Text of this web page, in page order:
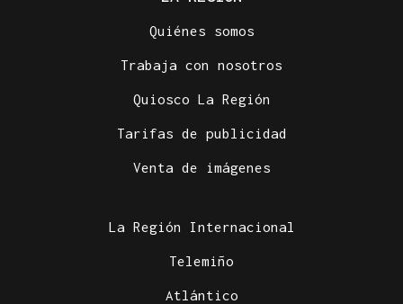
Quiénes somos
Trabaja con nosotros
Quiosco La Región
Tarifas de publicidad
Venta de imágenes
La Región Internacional
Telemiño
Atlántico